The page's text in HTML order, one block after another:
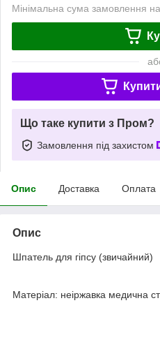
Мінімальна сума замовлення
Що таке купити з Пром?
Замовлення під захистом
Опис Доставка Оплата
Опис
Шпатель для гіпсу (звичайний)
Матеріал: неіржавка медична